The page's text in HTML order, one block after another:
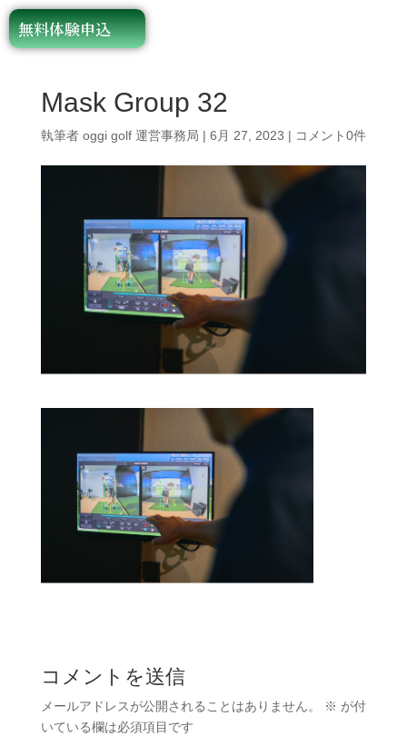
無料体験申込
Mask Group 32
執筆者 oggi golf 運営事務局 | 6月 27, 2023 | コメント0件
コメントを送信
メールアドレスが公開されることはありません。 ※ が付
いている欄は必須項目です